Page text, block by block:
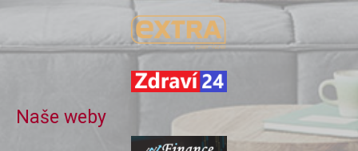
Naše weby